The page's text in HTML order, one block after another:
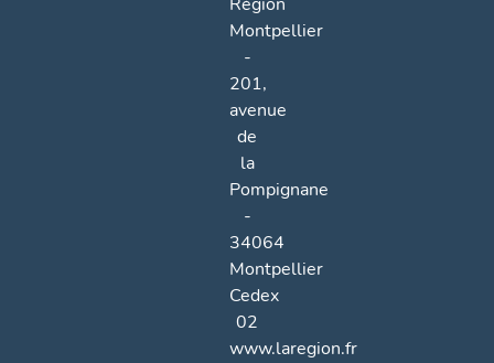
Montpellier
-
201,
avenue
de
la
Pompignane
-
34064
Montpellier
Cedex
02
www.laregion.fr